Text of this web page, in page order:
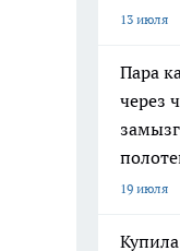
13 июля
Пара
через
19 июля